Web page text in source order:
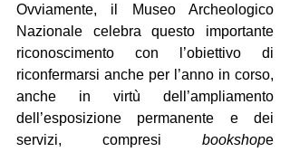
Ovviamente, il Museo Archeologico
Nazionale celebra questo importante
riconoscimento con l’obiettivo di
riconfermarsi anche per l’anno in corso,
anche in virtù dell’ampliamento
dell’esposizione permanente e dei
servizi, compresi bookshop